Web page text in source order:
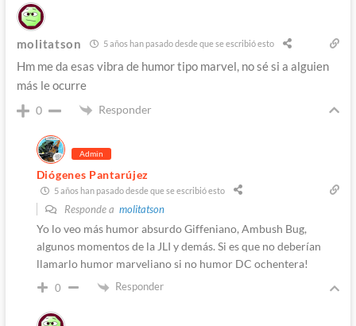
molitatson 5 años han pasado desde que se escribió esto
Hm me da esas vibra de humor tipo marvel, no sé si a alguien
más le ocurre
0 Responder
Admin
Diógenes Pantarújez
5 años han pasado desde que se escribió esto
Responde a molitatson
Yo lo veo más humor absurdo Giffeniano, Ambush Bug,
algunos momentos de la JLI y demás. Si es que no deberían
llamarlo humor marveliano si no humor DC ochentera!
0 Responder